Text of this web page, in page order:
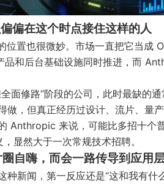
偏在这个时点接住这样的人
位置也很微妙。市场一直把它当成
品和后台基础设施同时推进，而
面修路”阶段的公司，此时最缺的
做，但真正经历过设计、流片、量
Anthropic 来说，可能比多招十个
显然大于一次常规技术招聘。
自嗨，而会一路传导到应用
种新闻，第一反应还是“这和我有